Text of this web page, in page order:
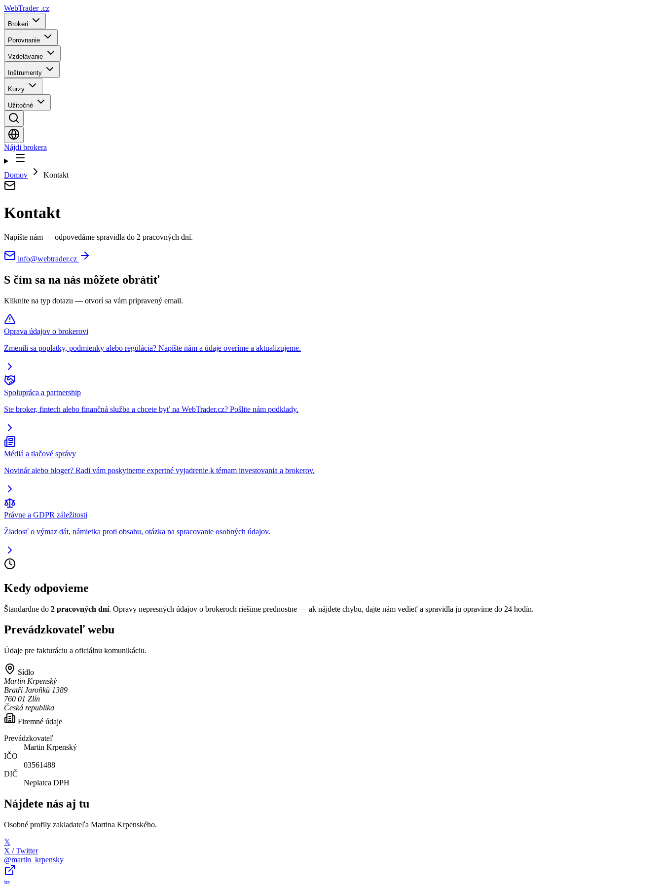
WebTrader .cz
Brokeri
Porovnanie
Vzdelávanie
Inštrumenty
Kurzy
Užitočné
Nájdi brokera
Domov Kontakt
Kontakt
Napíšte nám — odpovedáme spravidla do 2 pracovných dní.
info@webtrader.cz
S čím sa na nás môžete obrátiť
Kliknite na typ dotazu — otvorí sa vám pripravený email.
Oprava údajov o brokerovi
Zmenili sa poplatky, podmienky alebo regulácia? Napíšte nám a údaje overíme a aktualizujeme.
Spolupráca a partnership
Ste broker, fintech alebo finančná služba a chcete byť na WebTrader.cz? Pošlite nám podklady.
Médiá a tlačové správy
Novinár alebo bloger? Radi vám poskytneme expertné vyjadrenie k témam investovania a brokerov.
Právne a GDPR záležitosti
Žiadosť o výmaz dát, námietka proti obsahu, otázka na spracovanie osobných údajov.
Kedy odpovieme
Štandardne do 2 pracovných dní. Opravy nepresných údajov o brokeroch riešime prednostne — ak nájdete chybu, dajte nám vedieť a spravidla ju opravíme do 24 hodín.
Prevádzkovateľ webu
Údaje pre fakturáciu a oficiálnu komunikáciu.
Sídlo
Martin Krpenský
Bratří Jaroňků 1389
760 01 Zlín
Česká republika
Firemné údaje
Prevádzkovateľ
Martin Krpenský
IČO
03561488
DIČ
Neplatca DPH
Nájdete nás aj tu
Osobné profily zakladateľa Martina Krpenského.
𝕏
X / Twitter
@martin_krpensky